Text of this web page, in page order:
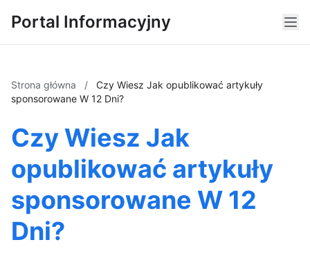
Portal Informacyjny
Strona główna /
Czy Wiesz Jak opublikować artykuły
sponsorowane W 12 Dni?
Czy Wiesz Jak
opublikować artykuły
sponsorowane W 12
Dni?